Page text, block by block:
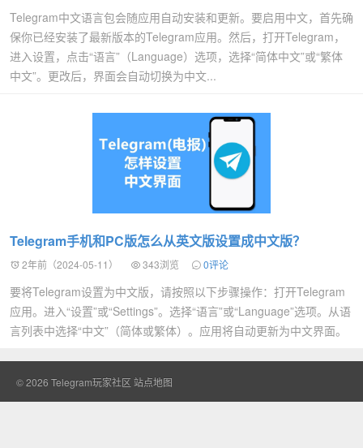
Telegram中文语言包会随应用自动安装和更新。要启用中文，首先确
保你已经安装了最新版本的Telegram应用。然后，打开Telegram，
进入设置，点击“语言”（Language）选项，选择“简体中文”或“繁体
中文”。更改后，界面会自动切换为中文...
Telegram手机和PC版怎么从英文版设置成中文版？
2年前（2024-05-11） 343浏览 0评论
要将Telegram设置为中文版，请按照以下步骤操作：打开Telegram
应用。进入“设置”或“Settings”。选择“语言”或“Language”选项。从语
言列表中选择“中文”（简体或繁体）。应用将自动更新为中文界面。
© 2026 Telegram玩家社区 站点地图